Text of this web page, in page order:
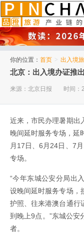
你的位置： 首页 > 出入境
北京：出入境办证推
来源：北京日报 时间：
近来，市民办理暑期出
晚间延时服务专场，延
月17日、6月24日、7
专场。
“今年东城公安分局出
设晚间延时服务专场，
护照、往来港澳台通行
到晚上9点。”东城公安
者。